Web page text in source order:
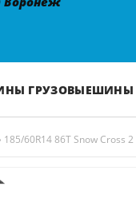
ГРУЗОВЫЕШИНЫ
› 185/60R14 86T Snow Cross